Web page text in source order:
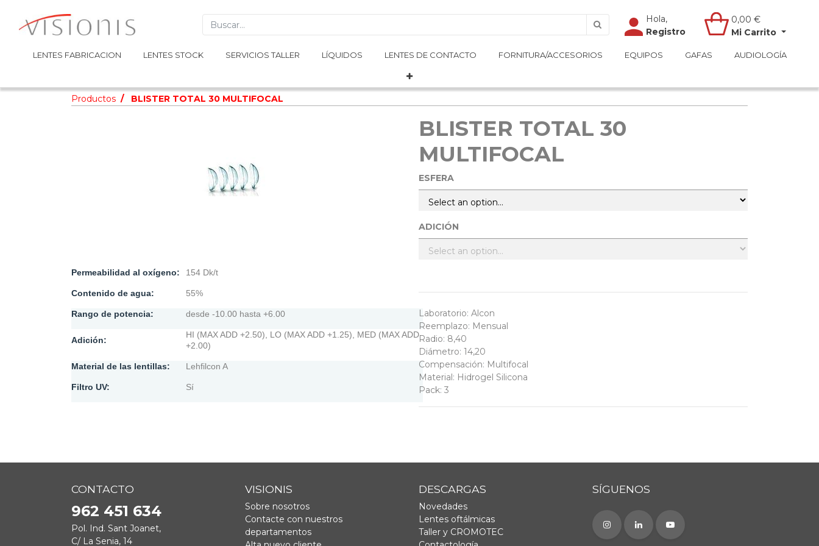
Hola,
Registro
0,00 €
Mi Carrito
LENTES FABRICACION LENTES STOCK SERVICIOS TALLER LÍQUIDOS LENTES DE CONTACTO FORNITURA/ACCESORIOS EQUIPOS GAFAS AUDIOLOGÍA
Hola,
Registro
0,00 €
Mi Carrito
LENTES FABRICACION LENTES STOCK SERVICIOS TALLER LÍQUIDOS LENTES DE CONTACTO FORNITURA/ACCESORIOS EQUIPOS GAFAS AUDIOLOGÍA
Productos BLISTER TOTAL 30 MULTIFOCAL
Permeabilidad al oxígeno: 154 Dk/t
Contenido de agua: 55%
Rango de potencia: desde -10.00 hasta +6.00
Adición:
HI (MAX ADD +2.50), LO (MAX ADD +1.25), MED (MAX ADD
+2.00)
Material de las lentillas: Lehfilcon A
Filtro UV: Sí
BLISTER TOTAL 30
MULTIFOCAL
ESFERA
ADICIÓN
Laboratorio: Alcon
Reemplazo: Mensual
Radio: 8,40
Diámetro: 14,20
Compensación: Multifocal
Material: Hidrogel Silicona
Pack: 3
CONTACTO
962 451 634
Pol. Ind. Sant Joanet,
C/ La Senia, 14
VISIONIS
Sobre nosotros
Contacte con nuestros
departamentos
DESCARGAS
Novedades
Lentes oftálmicas
Taller y CROMOTEC
SÍGUENOS